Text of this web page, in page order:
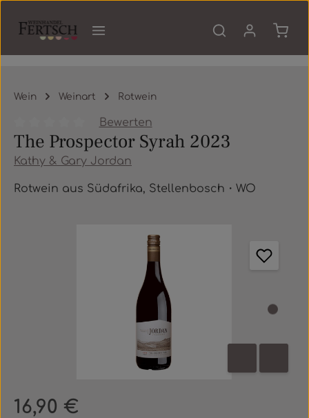
Wein Weinart Rotwein
Durchschnittliche Bewertung von 0 von 5 Sternen
Bewerten
The Prospector Syrah 2023
Kathy & Gary Jordan
Rotwein aus Südafrika, Stellenbosch・WO
Bildergalerie überspringen
Regulärer Preis:
16,90 €